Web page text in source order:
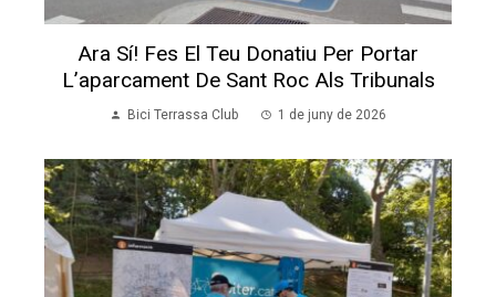
Ara Sí! Fes El Teu Donatiu Per Portar
L’aparcament De Sant Roc Als Tribunals
Bici Terrassa Club 1 de juny de 2026